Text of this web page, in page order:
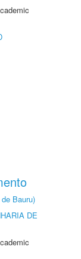
Bauru)
DE